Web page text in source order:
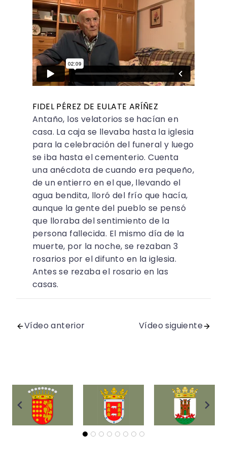
FIDEL PÉREZ DE EULATE ARÍÑEZ
Antaño, los velatorios se hacían en
casa. La caja se llevaba hasta la iglesia
para la celebración del funeral y luego
se iba hasta el cementerio. Cuenta
una anécdota de cuando era pequeño,
de un entierro en el que, llevando el
agua bendita, lloró del frío que hacía,
aunque la gente del pueblo se pensó
que lloraba del sentimiento de la
persona fallecida. El mismo día de la
muerte, por la noche, se rezaban 3
rosarios por el difunto en la iglesia.
Antes se rezaba el rosario en las
casas.
Vídeo anterior Vídeo siguiente